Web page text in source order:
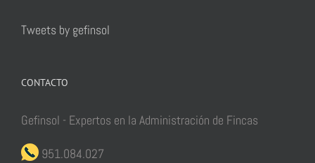
Tweets by gefinsol
CONTACTO
Gefinsol - Expertos en la Administración de Fincas
951.084.027